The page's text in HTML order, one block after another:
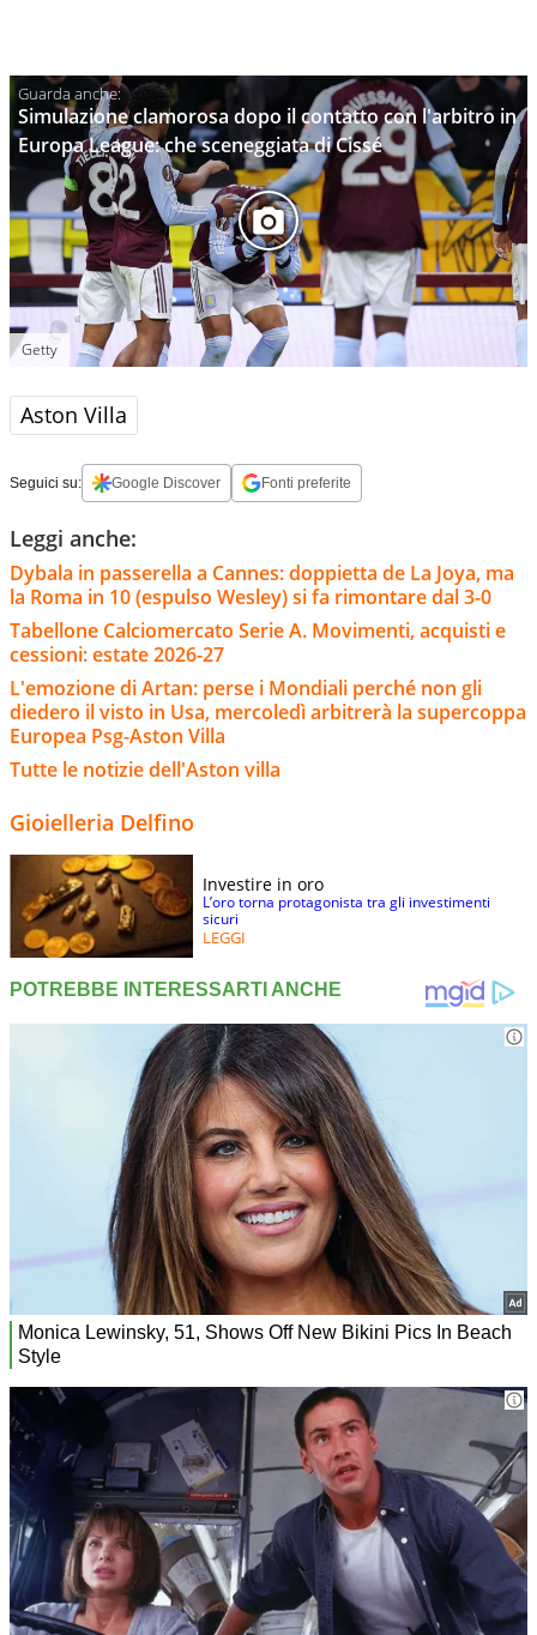
Simulazione clamorosa dopo il contatto con l'arbitro in
Europa League: che sceneggiata di Cissé
Getty
Aston Villa
Seguici su: Google Discover Fonti preferite
Leggi anche:
Dybala in passerella a Cannes: doppietta de La Joya, ma
la Roma in 10 (espulso Wesley) si fa rimontare dal 3-0
Tabellone Calciomercato Serie A. Movimenti, acquisti e
cessioni: estate 2026-27
L'emozione di Artan: perse i Mondiali perché non gli
diedero il visto in Usa, mercoledì arbitrerà la supercoppa
Europea Psg-Aston Villa
Tutte le notizie dell'Aston villa
Gioielleria Delfino
Investire in oro
L’oro torna protagonista tra gli investimenti
sicuri
LEGGI